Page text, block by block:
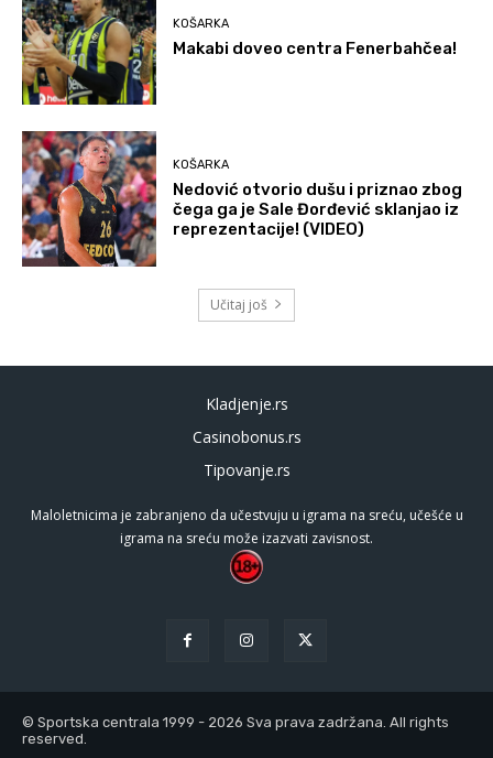
KOŠARKA
Makabi doveo centra Fenerbahčea!
KOŠARKA
Nedović otvorio dušu i priznao zbog
čega ga je Sale Đorđević sklanjao iz
reprezentacije! (VIDEO)
Učitaj još
Kladjenje.rs
Casinobonus.rs
Tipovanje.rs
Maloletnicima je zabranjeno da učestvuju u igrama na sreću, učešće u
igrama na sreću može izazvati zavisnost.
© Sportska centrala 1999 - 2026 Sva prava zadržana. All rights
reserved.